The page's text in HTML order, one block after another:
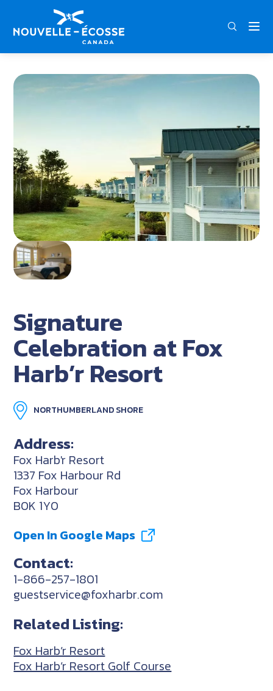
FRA
Home Signature Celebration at Fox Harb’r Resort
Signature
Celebration at Fox
Harb’r Resort
NORTHUMBERLAND SHORE
Address:
Fox Harb'r Resort
1337 Fox Harbour Rd
Fox Harbour
B0K 1Y0
Open In Google Maps
Contact:
1-866-257-1801
guestservice@foxharbr.com
Related Listing:
Fox Harb’r Resort
Fox Harb’r Resort Golf Course